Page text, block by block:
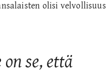
olisi velvollisuus
se, että